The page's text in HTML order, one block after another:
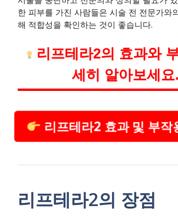
한 피부를 가진 사람들은 시술 전 전문가와
해 적합성을 확인하는 것이 좋습니다.
리프테라2의 효과와
세히 알아보세요.
리프테라2 효과 및 부작
리프테라2의 장점